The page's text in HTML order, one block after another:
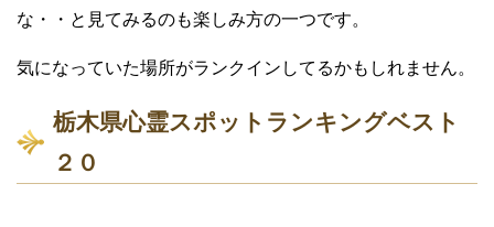
な・・と見てみるのも楽しみ方の一つです。
気になっていた場所がランクインしてるかもしれません。
栃木県心霊スポットランキングベスト
２０